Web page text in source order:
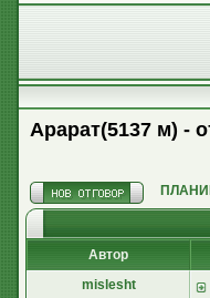
Арарат(5137 м) -
Автор
mislesht